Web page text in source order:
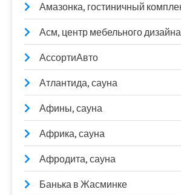
Амазонка, гостиничный
Асм, центр мебельного дизайна
АссортиАвто
Атлантида, сауна
Афины, сауна
Африка, сауна
Афродита, сауна
Банька в Жасминке